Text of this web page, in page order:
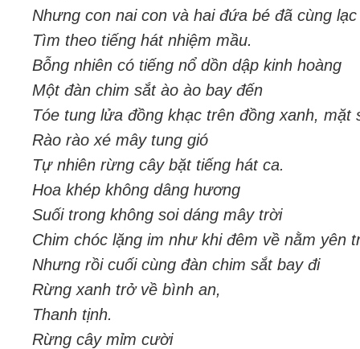
Nhưng con nai con và hai đứa bé đã cùng
Tìm theo tiếng hát nhiệm mầu.
Bỗng nhiên có tiếng nổ dồn dập kinh hoàng
Một đàn chim sắt ào ào bay đến
Tóe tung lửa đồng khạc trên đồng xanh, mặt
Rào rào xé mây tung gió
Tự nhiên rừng cây bặt tiếng hát ca.
Hoa khép không dâng hương
Suối trong không soi dáng mây trời
Chim chóc lặng im như khi đêm về nằm yên
Nhưng rồi cuối cùng đàn chim sắt bay đi
Rừng xanh trở về bình an,
Thanh tịnh.
Rừng cây mỉm cười